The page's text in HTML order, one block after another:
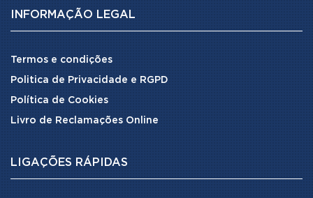
INFORMAÇÃO LEGAL
Termos e condições
Politica de Privacidade e RGPD
Política de Cookies
Livro de Reclamações Online
LIGAÇÕES RÁPIDAS